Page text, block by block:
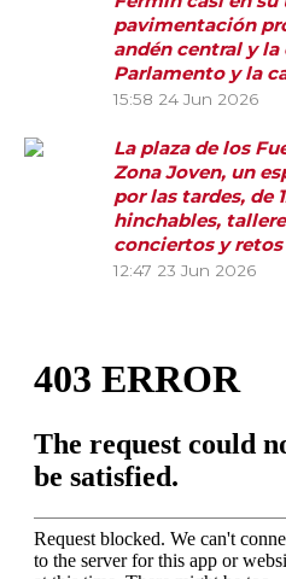
pavimentación
andén central y la
Parlamento y la
15:58 24 Jun 2026
La plaza de los
Zona Joven, un
por las tardes, de
hinchables,
conciertos y retos
12:47 23 Jun 2026